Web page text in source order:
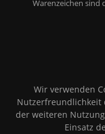
Warenzeichen sind
Wir verwenden
Nutzerfreundlichkeit
der weiteren
Einsatz